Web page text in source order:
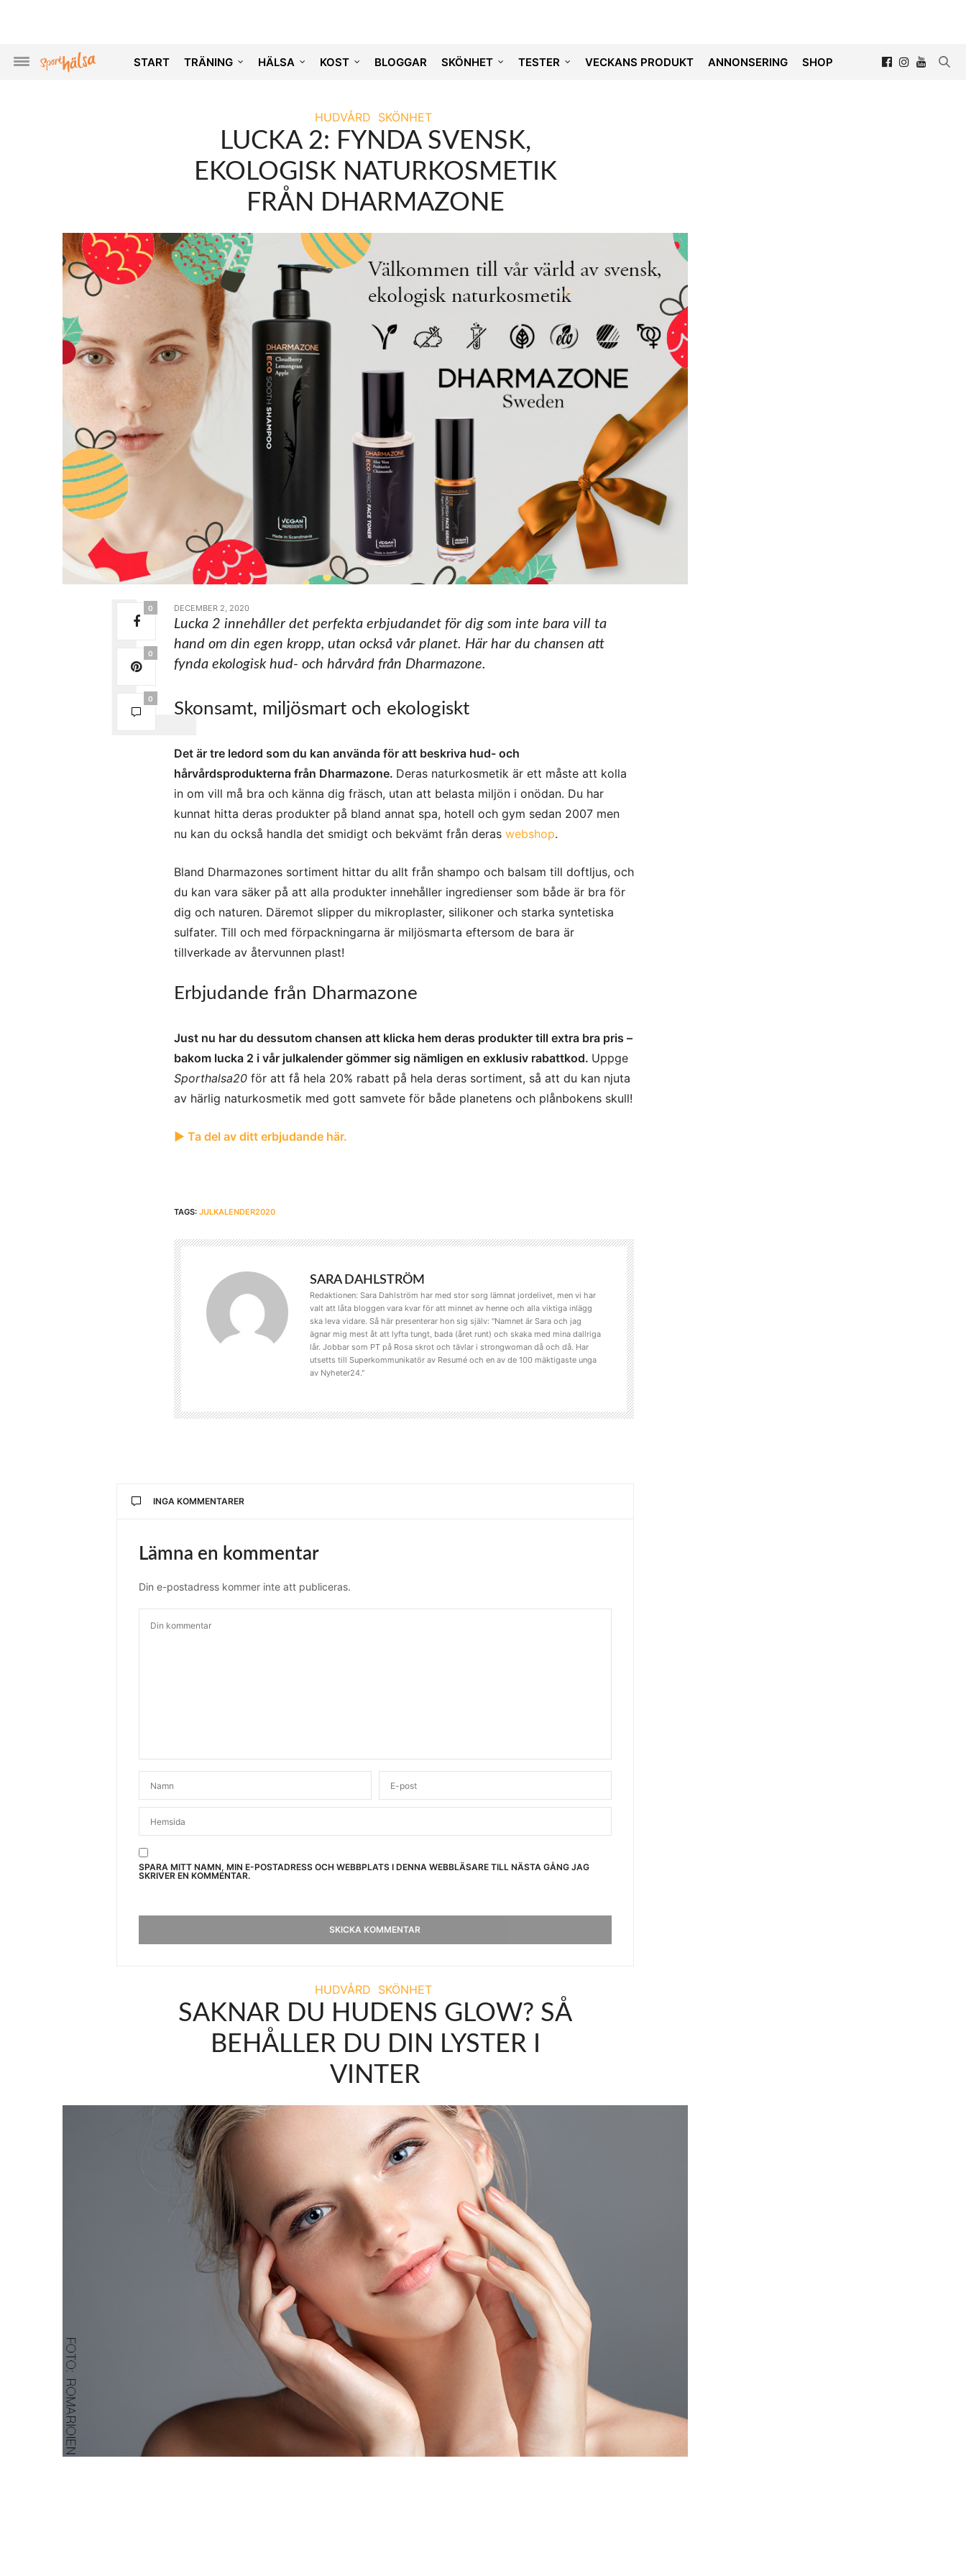
START TRÄNING HÄLSA KOST BLOGGAR SKÖNHET TESTER VECKANS PRODUKT ANNONSERING SHOP
HUDVÅRD SKÖNHET
LUCKA 2: FYNDA SVENSK,
EKOLOGISK NATURKOSMETIK
FRÅN DHARMAZONE
0
0
0
DECEMBER 2, 2020
Lucka 2 innehåller det perfekta erbjudandet för dig som inte bara vill ta
hand om din egen kropp, utan också vår planet. Här har du chansen att
fynda ekologisk hud- och hårvård från Dharmazone.
Skonsamt, miljösmart och ekologiskt
Det är tre ledord som du kan använda för att beskriva hud- och
hårvårdsprodukterna från Dharmazone. Deras naturkosmetik är ett måste att kolla
in om vill må bra och känna dig fräsch, utan att belasta miljön i onödan. Du har
kunnat hitta deras produkter på bland annat spa, hotell och gym sedan 2007 men
nu kan du också handla det smidigt och bekvämt från deras webshop.
Bland Dharmazones sortiment hittar du allt från shampo och balsam till doftljus, och
du kan vara säker på att alla produkter innehåller ingredienser som både är bra för
dig och naturen. Däremot slipper du mikroplaster, silikoner och starka syntetiska
sulfater. Till och med förpackningarna är miljösmarta eftersom de bara är
tillverkade av återvunnen plast!
Erbjudande från Dharmazone
Just nu har du dessutom chansen att klicka hem deras produkter till extra bra pris –
bakom lucka 2 i vår julkalender gömmer sig nämligen en exklusiv rabattkod. Uppge
Sporthalsa20 för att få hela 20% rabatt på hela deras sortiment, så att du kan njuta
av härlig naturkosmetik med gott samvete för både planetens och plånbokens skull!
▶︎ Ta del av ditt erbjudande här.
TAGS: JULKALENDER2020
SARA DAHLSTRÖM
Redaktionen: Sara Dahlström har med stor sorg lämnat jordelivet, men vi har
valt att låta bloggen vara kvar för att minnet av henne och alla viktiga inlägg
ska leva vidare. Så här presenterar hon sig själv: "Namnet är Sara och jag
ägnar mig mest åt att lyfta tungt, bada (året runt) och skaka med mina dallriga
lår. Jobbar som PT på Rosa skrot och tävlar i strongwoman då och då. Har
utsetts till Superkommunikatör av Resumé och en av de 100 mäktigaste unga
av Nyheter24."
INGA KOMMENTARER
Lämna en kommentar
Din e-postadress kommer inte att publiceras.
SPARA MITT NAMN, MIN E-POSTADRESS OCH WEBBPLATS I DENNA WEBBLÄSARE TILL NÄSTA GÅNG JAG
SKRIVER EN KOMMENTAR.
HUDVÅRD SKÖNHET
SAKNAR DU HUDENS GLOW? SÅ
BEHÅLLER DU DIN LYSTER I
VINTER